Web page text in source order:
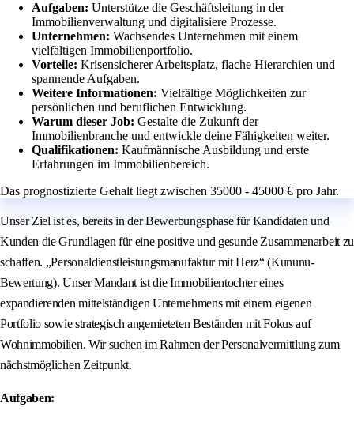
Aufgaben: Unterstütze die Geschäftsleitung in der
Immobilienverwaltung und digitalisiere Prozesse.
Unternehmen: Wachsendes Unternehmen mit einem
vielfältigen Immobilienportfolio.
Vorteile: Krisensicherer Arbeitsplatz, flache Hierarchien und
spannende Aufgaben.
Weitere Informationen: Vielfältige Möglichkeiten zur
persönlichen und beruflichen Entwicklung.
Warum dieser Job: Gestalte die Zukunft der
Immobilienbranche und entwickle deine Fähigkeiten weiter.
Qualifikationen: Kaufmännische Ausbildung und erste
Erfahrungen im Immobilienbereich.
Das prognostizierte Gehalt liegt zwischen 35000 - 45000 € pro Jahr.
Unser Ziel ist es, bereits in der Bewerbungsphase für Kandidaten und
Kunden die Grundlagen für eine positive und gesunde Zusammenarbeit zu
schaffen. „Personaldienstleistungsmanufaktur mit Herz“ (Kununu-
Bewertung). Unser Mandant ist die Immobilientochter eines
expandierenden mittelständigen Unternehmens mit einem eigenen
Portfolio sowie strategisch angemieteten Beständen mit Fokus auf
Wohnimmobilien. Wir suchen im Rahmen der Personalvermittlung zum
nächstmöglichen Zeitpunkt.
Aufgaben: